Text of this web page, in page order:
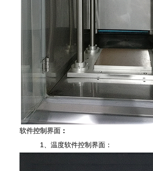
软件控制界面 ：
1 、温度软件控制界面：